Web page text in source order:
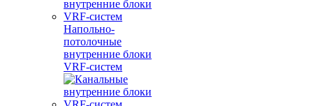
Напольно-
потолочные
внутренние блоки
VRF-систем